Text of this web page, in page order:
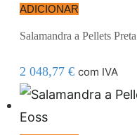
ADICIONAR
Salamandra a Pellets
2 048,77 € com IVA